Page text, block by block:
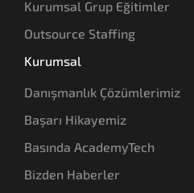
Kurumsal Grup Eğitimler
Outsource Staffing
Kurumsal
Danışmanlık Çözümlerimiz
Başarı Hikayemiz
Basında AcademyTech
Bizden Haberler